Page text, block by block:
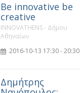
Be innovative be
creative
INNOVATHENS - Δήμου
Αθηναίων
2016-10-13 17:30 - 20:30
Δημήτρης